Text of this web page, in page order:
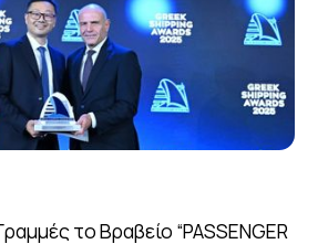
το Βραβείο “PASSENGER